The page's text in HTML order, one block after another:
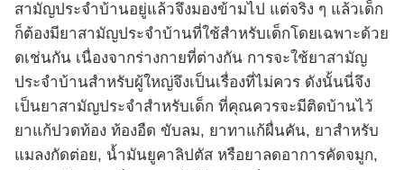
สามัญประจำบ้านอยู่แล้วจึงมองข้ามไป แต่จริง ๆ แล้วเด็ก
ก็ต้องมียาสามัญประจำบ้านที่ใช้สำหรับเด็กโดยเฉพาะด้วย
ดเช่นกัน เนื่องจากร่างกายที่ต่างกัน การจะใช้ยาสามัญ
ประจำบ้านสำหรับผู้ใหญ่จึงเป็นเรื่องที่ไม่ควร ดังนั้นนี่จึง
เป็นยาสามัญประจำสำหรับเด็ก ที่คุณควรจะมีติดบ้านไว้
ยาแก้ปวดท้อง ท้องอืด ขับลม, ยาทาแก้ผื่นคัน, ยาสำหรับ
แมลงกัดต่อย, น้ำมันยูคาลิปตัส หรือยาลดอาการคัดจมูก,